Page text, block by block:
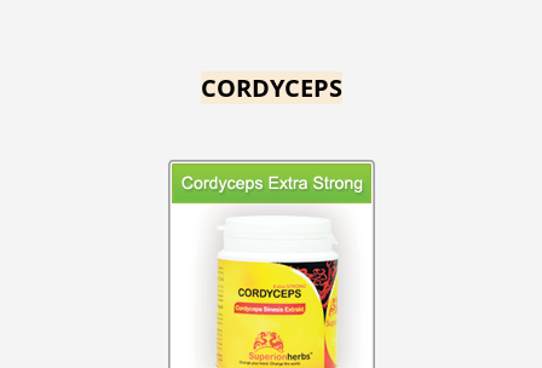
CORDYCEPS